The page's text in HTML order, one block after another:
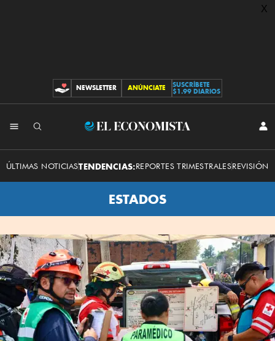
CONTRIBUCIONES
NEWSLETTER ANÚNCIATE
SUSCRÍBETE
$1.99 DIARIOS
El
ÚLTIMAS NOTICIASTENDENCIAS:REPORTES TRIMESTRALESREVISIÓN
ESTADOS
X